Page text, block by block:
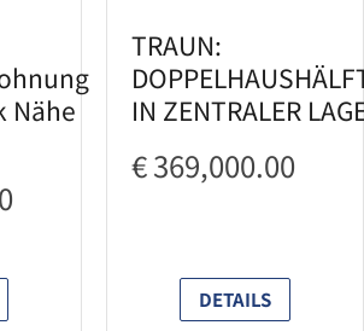
Nähe
TRAUN:
IN ZENTRALER
€ 369,000.00
DETAILS